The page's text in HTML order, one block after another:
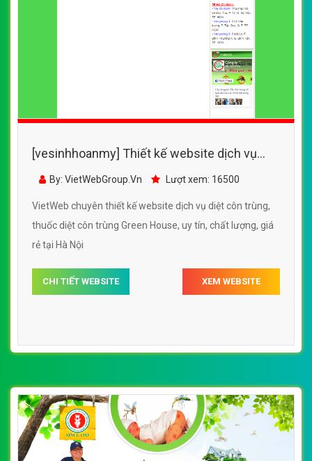
[vesinhhoanmy] Thiết kế website dịch vụ
diệt côn trùng, thuốc diệt côn trùng Green
By: VietWebGroup.Vn Lượt xem: 16500
VietWeb chuyên thiết kế website dịch vụ diệt côn trùng,
thuốc diệt côn trùng Green House, uy tín, chất lượng, giá
rẻ tại Hà Nội
CHI TIẾT WEBSITE XEM WEBSITE